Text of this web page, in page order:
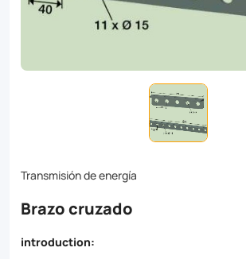
Transmisión de energía
Brazo cruzado
introduction: